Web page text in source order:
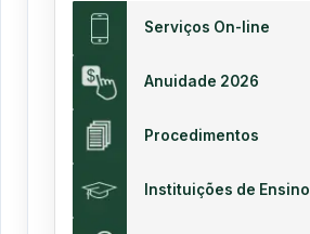
Serviços On-line
Anuidade 2026
Procedimentos
Instituições de Ensino